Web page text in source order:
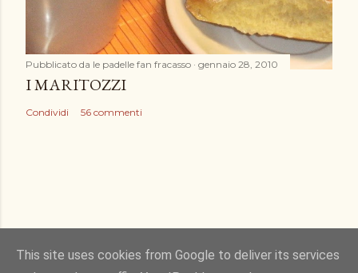
Pubblicato da le padelle fan fracasso gennaio 28, 2010
I MARITOZZI
Condividi 56 commenti
This site uses cookies from Google to deliver its services